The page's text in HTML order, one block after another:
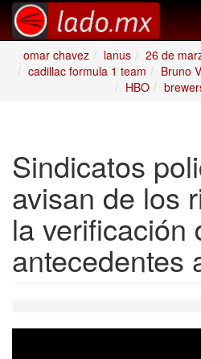
omar chavez
lanus 26 de
cadillac formula 1 team
Bruno
HBO
Sindicatos
avisan de los
la verificación
antecedentes